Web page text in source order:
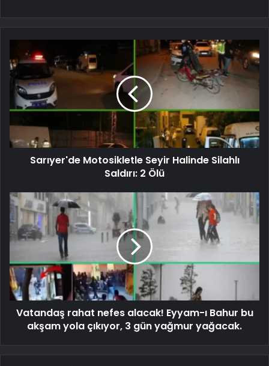
Sarıyer'de Motosikletle Seyir Halinde Silahlı
Saldırı: 2 Ölü
Vatandaş rahat nefes alacak! Eyyam-ı Bahur bu
akşam yola çıkıyor, 3 gün yağmur yağacak.